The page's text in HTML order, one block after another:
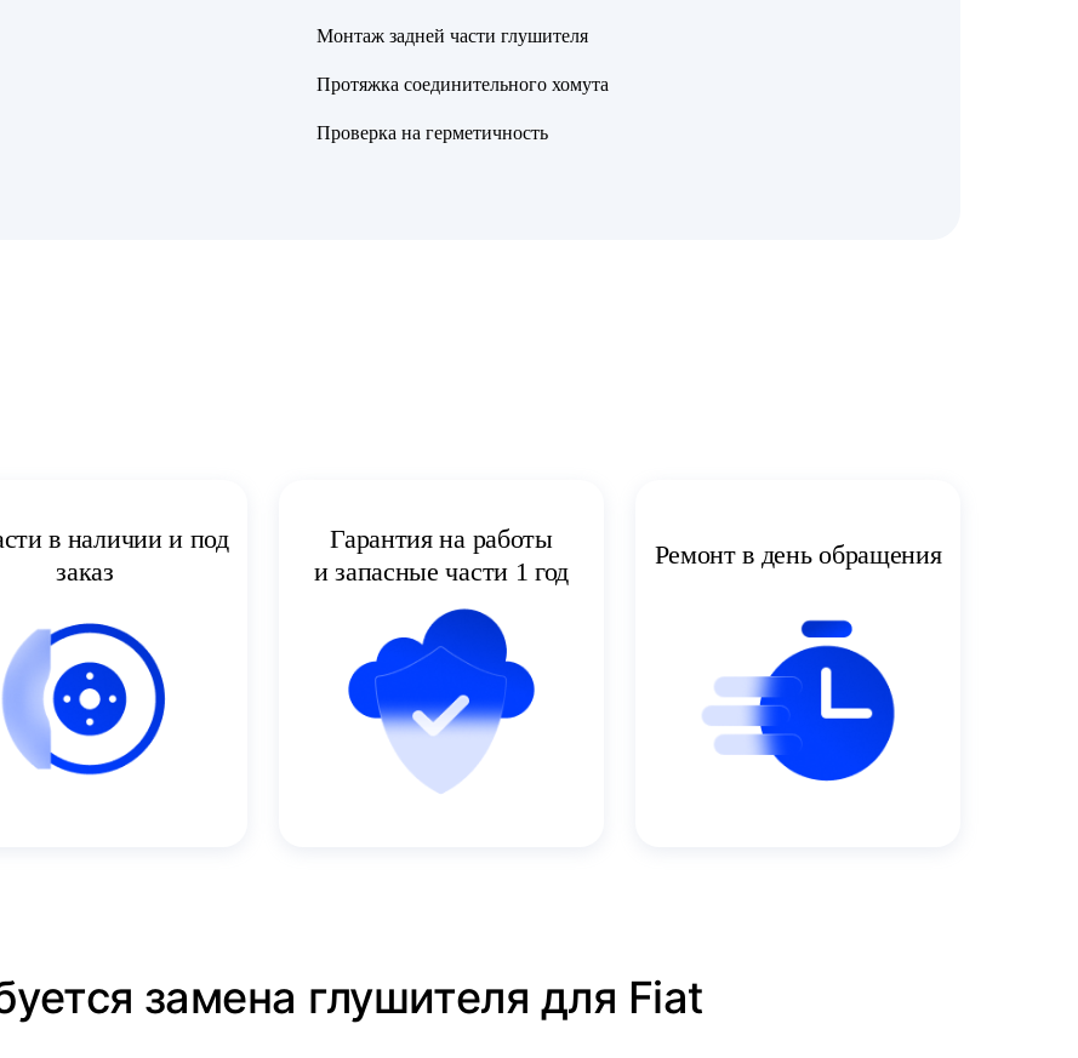
Монтаж задней части глушителя
Протяжка соединительного хомута
Проверка на герметичность
в наличии и под
заказ
Гарантия на работы
и запасные части 1 год
Ремонт в день обращения
замена глушителя для Fiat